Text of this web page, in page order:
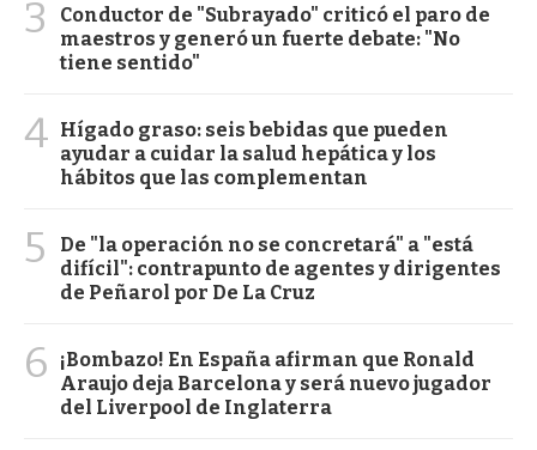
3
Conductor de "Subrayado" criticó el paro de
maestros y generó un fuerte debate: "No
tiene sentido"
4 Hígado graso: seis bebidas que pueden
ayudar a cuidar la salud hepática y los
hábitos que las complementan
5
De "la operación no se concretará" a "está
difícil": contrapunto de agentes y dirigentes
de Peñarol por De La Cruz
6
¡Bombazo! En España afirman que Ronald
Araujo deja Barcelona y será nuevo jugador
del Liverpool de Inglaterra